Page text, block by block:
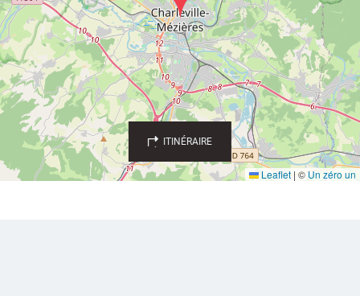
Pré-déclarer un sinistre Mon logement sécurisé
Leaflet | ©Un zéro un
ITINÉRAIRE